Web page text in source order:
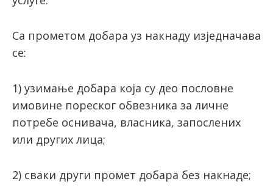
Са прометом добара уз накнаду изједначава
се:
1) узимање добара која су део пословне
имовине пореског обвезника за личне
потребе оснивача, власника, запослених
или других лица;
2) сваки други промет добара без накнаде;